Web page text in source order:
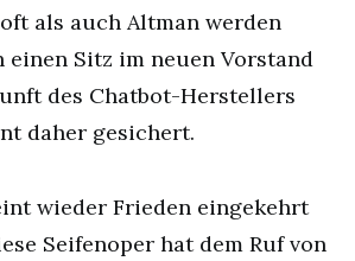
als auch Altman werden
Sitz im neuen Vorstand
des Chatbot-Herstellers
daher gesichert.
wieder Frieden eingekehrt
Seifenoper hat dem Ruf von